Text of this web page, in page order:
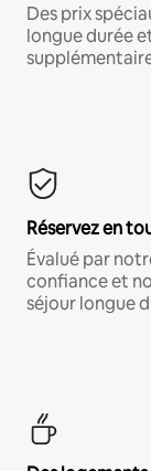
Des prix
longue durée
Réservez en
Évalué par
confiance et
séjour longue